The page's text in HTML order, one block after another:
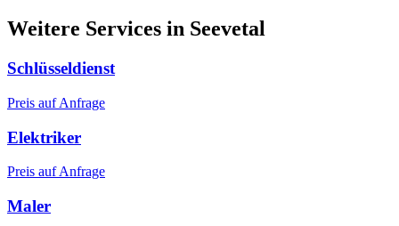
Weitere Services in Seevetal
Schlüsseldienst
Preis auf Anfrage
Elektriker
Preis auf Anfrage
Maler